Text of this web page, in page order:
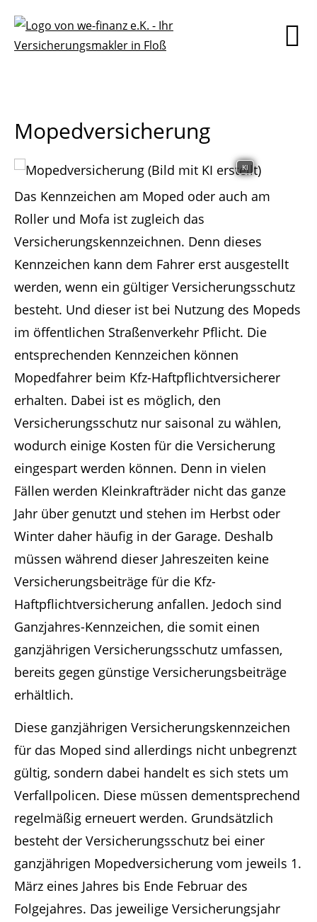
Mopedversicherung
KI
Das Kennzeichen am Moped oder auch am
Roller und Mofa ist zugleich das
Versicherungskennzeichnen. Denn dieses
Kennzeichen kann dem Fahrer erst ausgestellt
werden, wenn ein gültiger Versicherungsschutz
besteht. Und dieser ist bei Nutzung des Mopeds
im öffentlichen Straßenverkehr Pflicht. Die
entsprechenden Kennzeichen können
Mopedfahrer beim Kfz-Haftpflichtversicherer
erhalten. Dabei ist es möglich, den
Versicherungsschutz nur saisonal zu wählen,
wodurch einige Kosten für die Versicherung
eingespart werden können. Denn in vielen
Fällen werden Kleinkrafträder nicht das ganze
Jahr über genutzt und stehen im Herbst oder
Winter daher häufig in der Garage. Deshalb
müssen während dieser Jahreszeiten keine
Versicherungsbeiträge für die Kfz-
Haftpflichtversicherung anfallen. Jedoch sind
Ganzjahres-Kennzeichen, die somit einen
ganzjährigen Versicherungsschutz umfassen,
bereits gegen günstige Versicherungsbeiträge
erhältlich.
Diese ganzjährigen Versicherungskennzeichen
für das Moped sind allerdings nicht unbegrenzt
gültig, sondern dabei handelt es sich stets um
Verfallpolicen. Diese müssen dementsprechend
regelmäßig erneuert werden. Grundsätzlich
besteht der Versicherungsschutz bei einer
ganzjährigen Mopedversicherung vom jeweils 1.
März eines Jahres bis Ende Februar des
Folgejahres. Das jeweilige Versicherungsjahr